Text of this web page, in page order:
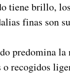
tiene brillo,
finas son
predomina
o recogidos